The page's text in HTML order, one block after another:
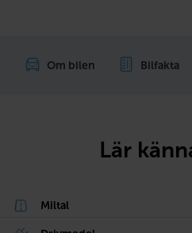
Om bilen Bilfakta
Lär
Miltal